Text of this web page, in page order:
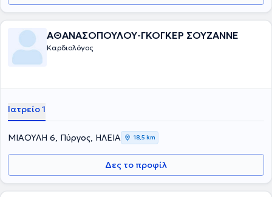
ΑΘΑΝΑΣΟΠΟΥΛΟΥ-ΓΚΟΓΚΕΡ ΣΟΥΖΑΝΝΕ
Καρδιολόγος
Ιατρείο 1
ΜΙΑΟΥΛΗ 6, Πύργος, ΗΛΕΙΑ 18,5 km
Δες το προφίλ